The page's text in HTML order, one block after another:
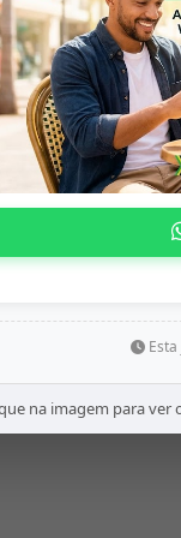
na imagem para